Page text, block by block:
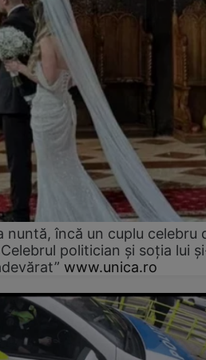
nuntă, încă un cuplu celebru
politician și soția lui
www.unica.ro